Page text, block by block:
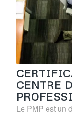
CENTRE
Le PMP est un